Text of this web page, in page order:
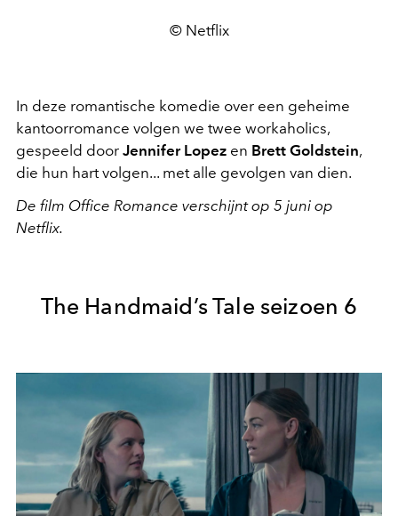
© Netflix
In deze romantische komedie over een geheime
kantoorromance volgen we twee workaholics,
gespeeld door Jennifer Lopez en Brett Goldstein,
die hun hart volgen... met alle gevolgen van dien.
De film Office Romance verschijnt op 5 juni op
Netflix.
The Handmaid’s Tale seizoen 6